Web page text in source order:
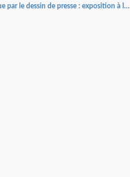
La Tour Eiffel vue par le dessin de presse : exposition à louer (imprimer)